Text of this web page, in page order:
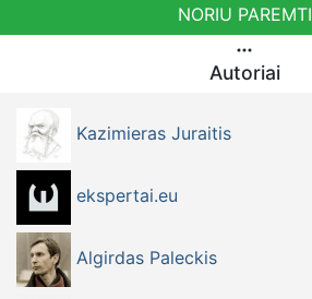
NORIU PAREMTI
Autoriai
Kazimieras Juraitis
ekspertai.eu
Algirdas Paleckis